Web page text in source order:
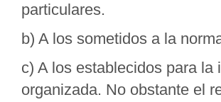
particulares.
b) A los sometidos a la
c) A los establecidos para
organizada. No obstante el